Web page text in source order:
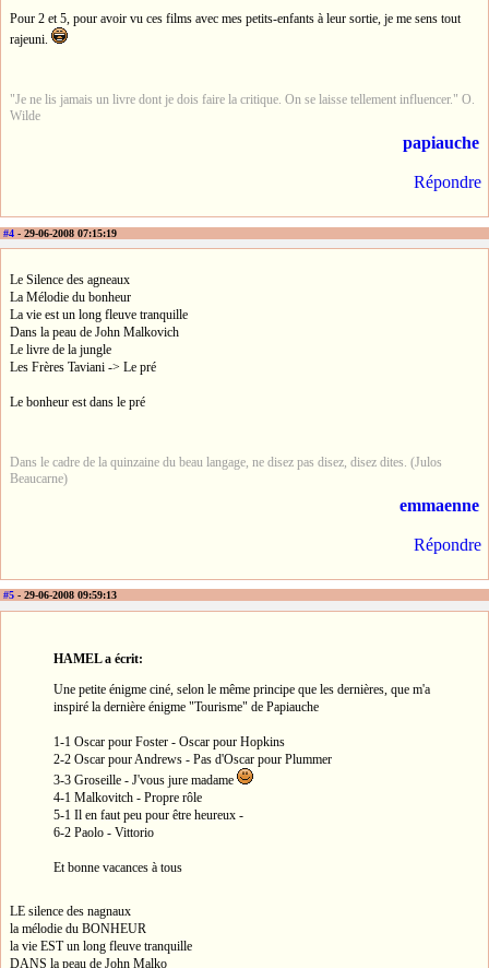
Pour 2 et 5, pour avoir vu ces films avec mes petits-enfants à leur sortie, je me sens tout
rajeuni.
"Je ne lis jamais un livre dont je dois faire la critique. On se laisse tellement influencer." O.
Wilde
papiauche
Répondre
#4 - 29-06-2008 07:15:19
Le Silence des agneaux
La Mélodie du bonheur
La vie est un long fleuve tranquille
Dans la peau de John Malkovich
Le livre de la jungle
Les Frères Taviani -> Le pré
Le bonheur est dans le pré
Dans le cadre de la quinzaine du beau langage, ne disez pas disez, disez dites. (Julos
Beaucarne)
emmaenne
Répondre
#5 - 29-06-2008 09:59:13
HAMEL a écrit:
Une petite énigme ciné, selon le même principe que les dernières, que m'a
inspiré la dernière énigme "Tourisme" de Papiauche
1-1 Oscar pour Foster - Oscar pour Hopkins
2-2 Oscar pour Andrews - Pas d'Oscar pour Plummer
3-3 Groseille - J'vous jure madame
4-1 Malkovitch - Propre rôle
5-1 Il en faut peu pour être heureux -
6-2 Paolo - Vittorio
Et bonne vacances à tous
LE silence des nagnaux
la mélodie du BONHEUR
la vie EST un long fleuve tranquille
DANS la peau de John Malko